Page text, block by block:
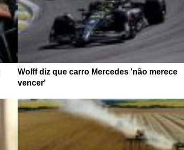
Wolff diz que carro Mercedes 'não merece
vencer'